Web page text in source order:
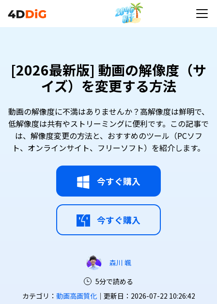
[2026最新版] 動画の解像度（サ
イズ）を変更する方法
動画の解像度に不満はありませんか？高解像度は鮮明で、
低解像度は共有やストリーミングに便利です。この記事で
は、解像度変更の方法と、おすすめのツール（PCソフ
ト、オンラインサイト、フリーソフト）を紹介します。
今すぐ購入
今すぐ購入
森川 颯
5分で読める
カテゴリ： 動画高画質化｜更新日：2026-07-22 10:26:42